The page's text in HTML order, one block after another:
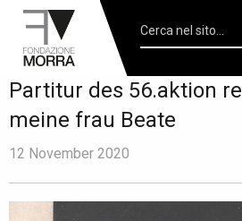
Partitur des 56.aktion
meine frau Beate
12 November 2020